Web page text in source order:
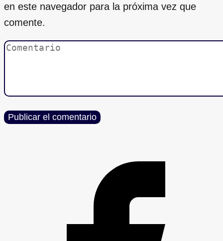
en este navegador para la próxima vez que
comente.